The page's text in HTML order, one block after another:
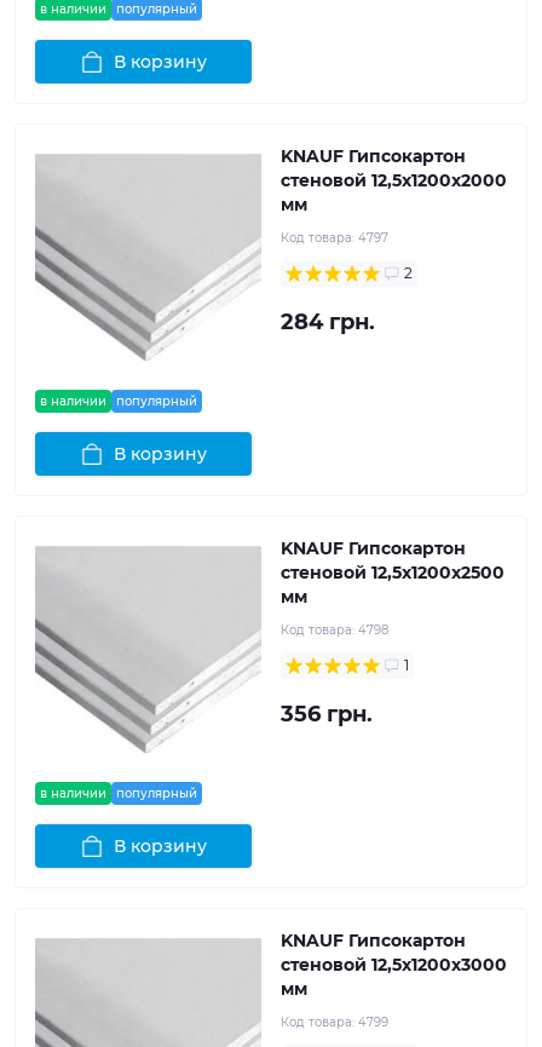
в наличии популярный
В корзину
в наличии популярный
KNAUF Гипсокартон
стеновой 12,5x1200x2000
мм
Код товара: 4797
2
284 грн.
В корзину
в наличии популярный
KNAUF Гипсокартон
стеновой 12,5x1200x2500
мм
Код товара: 4798
1
356 грн.
В корзину
KNAUF Гипсокартон
стеновой 12,5x1200x3000
мм
Код товара: 4799